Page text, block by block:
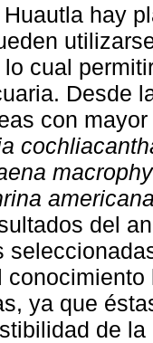
hay
cual
Desde
con
del
ya que
de